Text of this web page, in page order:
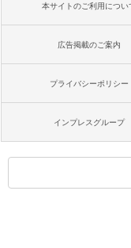
本サイトのご利用につい
広告掲載のご案内
プライバシーポリシー
インプレスグループ